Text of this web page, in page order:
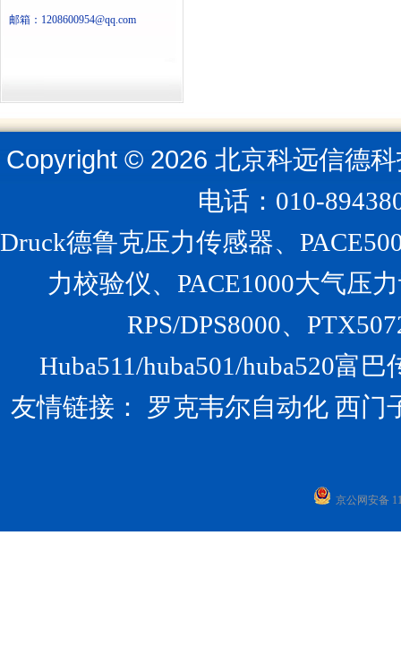
邮箱：1208600954@qq.com
Copyright © 2026北京科远信德
电话：010-
Druck德鲁克压力传感器、
力校验仪、PACE1000大气压
RPS/DPS8000、
Huba511/huba501/huba520富
友情链接： 罗克韦尔自动化 西门
京公网安备